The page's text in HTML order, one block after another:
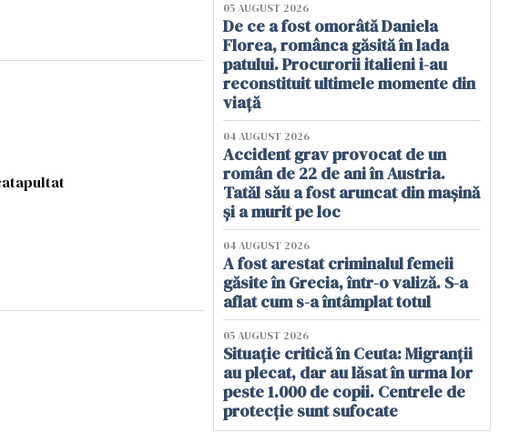
05 AUGUST 2026
De ce a fost omorâtă Daniela
Florea, românca găsită în lada
patului. Procurorii italieni i-au
reconstituit ultimele momente din
viață
04 AUGUST 2026
Accident grav provocat de un
român de 22 de ani în Austria.
Tatăl său a fost aruncat din mașină
și a murit pe loc
04 AUGUST 2026
A fost arestat criminalul femeii
găsite în Grecia, într-o valiză. S-a
aflat cum s-a întâmplat totul
05 AUGUST 2026
Situație critică în Ceuta: Migranții
au plecat, dar au lăsat în urma lor
peste 1.000 de copii. Centrele de
protecție sunt sufocate